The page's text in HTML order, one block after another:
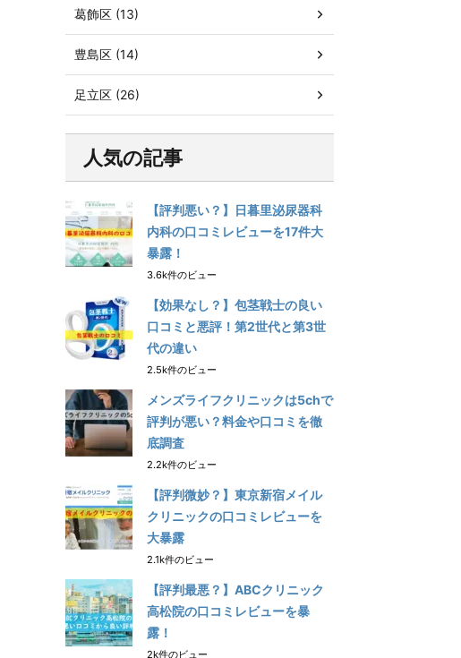
葛飾区 (13)
豊島区 (14)
足立区 (26)
人気の記事
【評判悪い？】日暮里泌尿器科
内科の口コミレビューを17件大
暴露！
3.6k件のビュー
【効果なし？】包茎戦士の良い
口コミと悪評！第2世代と第3世
代の違い
2.5k件のビュー
メンズライフクリニックは5chで
評判が悪い？料金や口コミを徹
底調査
2.2k件のビュー
【評判微妙？】東京新宿メイル
クリニックの口コミレビューを
大暴露
2.1k件のビュー
【評判最悪？】ABCクリニック
高松院の口コミレビューを暴
露！
2k件のビュー